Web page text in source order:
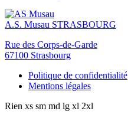
A.S. Musau STRASBOURG
Rue des Corps-de-Garde
67100 Strasbourg
Politique de confidentialité
Mentions légales
Rien xs sm md lg xl 2xl